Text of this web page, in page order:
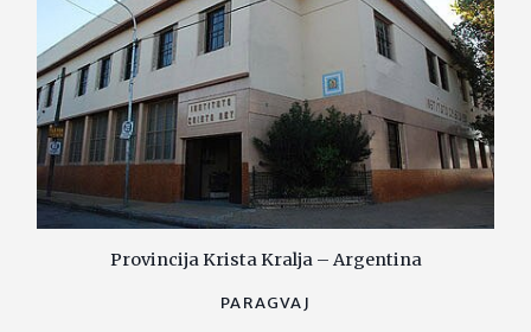
Provincija Krista Kralja – Argentina
PARAGVAJ